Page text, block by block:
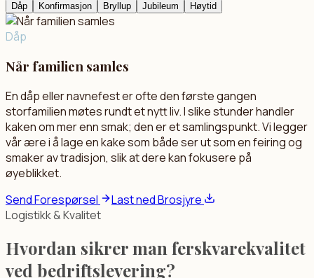
Dåp Konfirmasjon Bryllup Jubileum Høytid
Dåp
Når familien samles
En dåp eller navnefest er ofte den første gangen
storfamilien møtes rundt et nytt liv. I slike stunder handler
kaken om mer enn smak; den er et samlingspunkt. Vi legger
vår ære i å lage en kake som både ser ut som en feiring og
smaker av tradisjon, slik at dere kan fokusere på
øyeblikket.
Send Forespørsel
Last ned Brosjyre
Logistikk & Kvalitet
Hvordan sikrer man ferskvarekvalitet
ved bedriftslevering?